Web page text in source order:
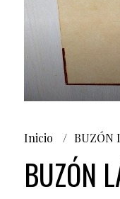
Inicio BUZÓN
BUZÓN